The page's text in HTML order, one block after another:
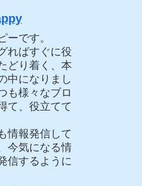
ーです。
ればすぐに役
どり着く、本
中になりまし
も様々なブロ
て、役立てて
情報発信して
今気になる情
信するように